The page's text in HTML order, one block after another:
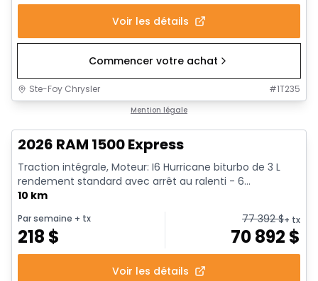
Voir les détails
Commencer votre achat
Ste-Foy Chrysler #1T235
Mention légale
2026 RAM 1500 Express
Traction intégrale, Moteur: I6 Hurricane biturbo de 3 L
rendement standard avec arrêt au ralenti - 6...
10 km
Par semaine + tx
218 $
77 392$+ tx
70 892 $
Voir les détails